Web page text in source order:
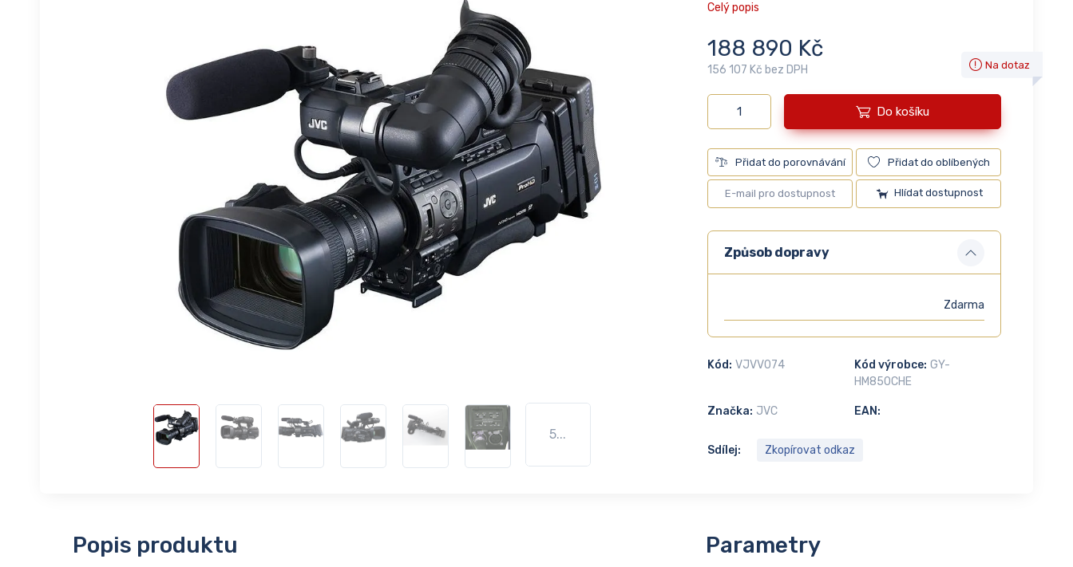
5...
Celý popis
188 890 Kč
156 107 Kč bez DPH Na dotaz
Do košíku
Přidat do porovnávání Přidat do oblíbených
Hlídat dostupnost
Způsob dopravy
Zdarma
Kód: VJVV074 Kód výrobce: GY-
HM850CHE
EAN:
Značka: JVC
Sdílej: Zkopírovat odkaz
Popis produktu Parametry